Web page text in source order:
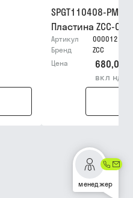
SPGT110408-PM
Пластина ZCC-CT
Артикул
Бренд
ZCC
Цена
680,05 ₽
вкл ндс
менеджер